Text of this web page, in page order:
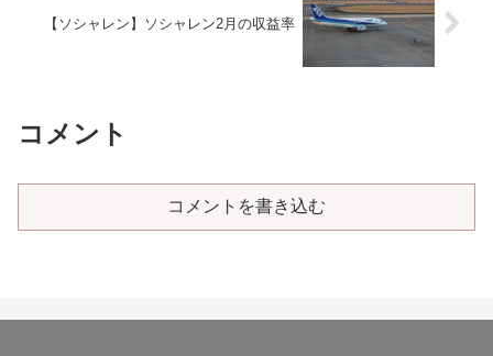
【ソシャレン】ソシャレン2月の収益率
コメント
コメントを書き込む